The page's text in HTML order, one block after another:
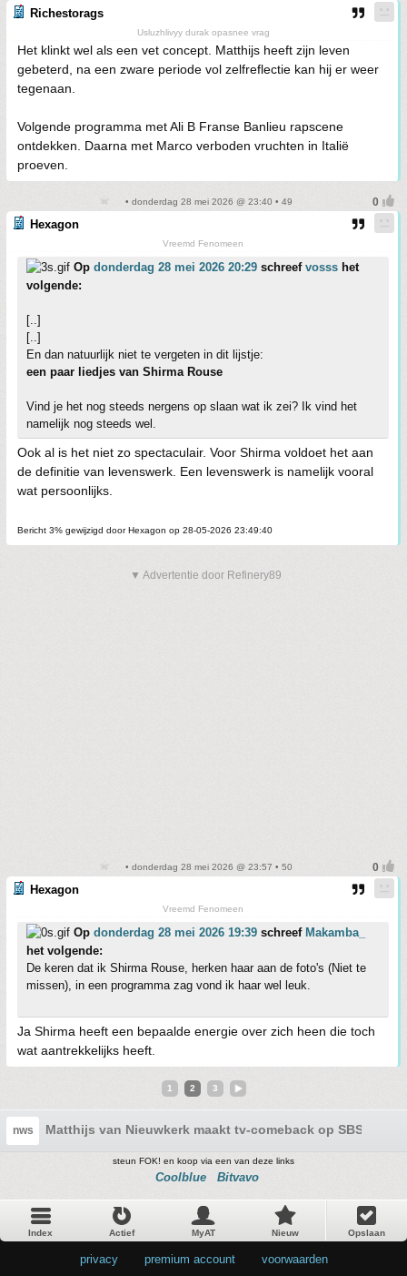
Richestorags
Usluzhlivyy durak opasnee vrag
Het klinkt wel als een vet concept. Matthijs heeft zijn leven
gebeterd, na een zware periode vol zelfreflectie kan hij er weer
tegenaan.
Volgende programma met Ali B Franse Banlieu rapscene
ontdekken. Daarna met Marco verboden vruchten in Italië
proeven.
• donderdag 28 mei 2026 @ 23:40 • 49
Hexagon
Vreemd Fenomeen
Op donderdag 28 mei 2026 20:29 schreef vosss het
volgende:
[..]
[..]
En dan natuurlijk niet te vergeten in dit lijstje:
een paar liedjes van Shirma Rouse
Vind je het nog steeds nergens op slaan wat ik zei? Ik vind het
namelijk nog steeds wel.
Ook al is het niet zo spectaculair. Voor Shirma voldoet het aan
de definitie van levenswerk. Een levenswerk is namelijk vooral
wat persoonlijks.
Bericht 3% gewijzigd door Hexagon op 28-05-2026 23:49:40
▼ Advertentie door Refinery89
• donderdag 28 mei 2026 @ 23:57 • 50
Hexagon
Vreemd Fenomeen
Op donderdag 28 mei 2026 19:39 schreef Makamba_
het volgende:
De keren dat ik Shirma Rouse, herken haar aan de foto's (Niet te
missen), in een programma zag vond ik haar wel leuk.
Ja Shirma heeft een bepaalde energie over zich heen die toch
wat aantrekkelijks heeft.
1 2 3
nws Matthijs van Nieuwkerk maakt tv-comeback op SBS 6
steun FOK! en koop via een van deze links
Coolblue Bitvavo
Index Actief MyAT Nieuw Opslaan
privacy premium account voorwaarden